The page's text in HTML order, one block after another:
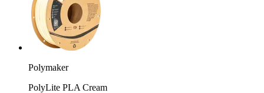
Polymaker
PolyLite PLA Cream